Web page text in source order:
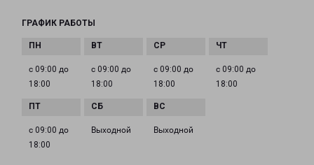
ГРАФИК РАБОТЫ
с 09:00 до
18:00
с 09:00 до
18:00
с 09:00 до
18:00
с 09:00 до
18:00
с 09:00 до
18:00
Выходной Выходной